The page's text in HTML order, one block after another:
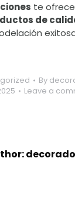
te
de
By
Leave a